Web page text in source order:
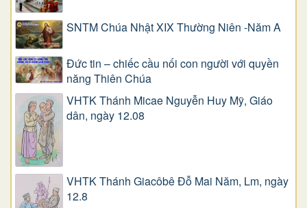
SNTM Chúa Nhật XIX Thường Niên -Năm A
Đức tin – chiếc cầu nối con người với quyền
năng Thiên Chúa
VHTK Thánh Micae Nguyễn Huy Mỹ, Giáo
dân, ngày 12.08
VHTK Thánh Giacôbê Ðỗ Mai Năm, Lm, ngày
12.8